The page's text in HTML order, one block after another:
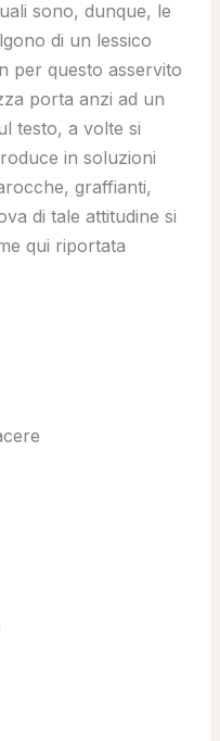
sono, dunque, le
di un lessico
per questo asservito
porta anzi ad un
testo, a volte si
in soluzioni
graffianti,
di tale attitudine si
qui riportata